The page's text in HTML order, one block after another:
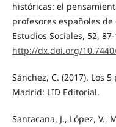
históricas: el
profesores españoles
Estudios Sociales, 52,
http://dx.doi.org/
Sánchez, C. (2017). Los
Madrid: LID Editorial.
Santacana, J., López, V.,